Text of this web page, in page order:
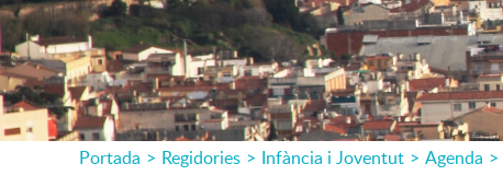
Portada > Regidories > Infància i Joventut > Agenda >